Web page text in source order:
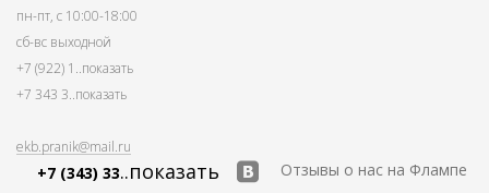
пн-пт, с 10:00-18:00
сб-вс выходной
+7 (922) 1 ..показать
+7 343 3..показать
ekb.pranik@mail.ru
+7 (343) 33..показать Отзывы о нас на Флампе